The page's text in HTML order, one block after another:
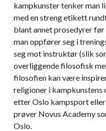
kampkunster tenker man
med en streng etikett
blant annet prosedyrer
man oppfører seg i
seg mot instruktør (slik
overliggende filosofisk
filosofien kan være
religioner i kampkunstens
etter Oslo kampsport
prøver Novus Academy
Oslo.